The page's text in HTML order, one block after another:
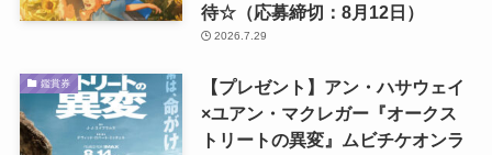
待☆（応募締切：8月12日）
2026.7.29
鑑賞券
【プレゼント】アン・ハサウェイ
×ユアン・マクレガー『オークス
トリートの異変』ムビチケオンラ